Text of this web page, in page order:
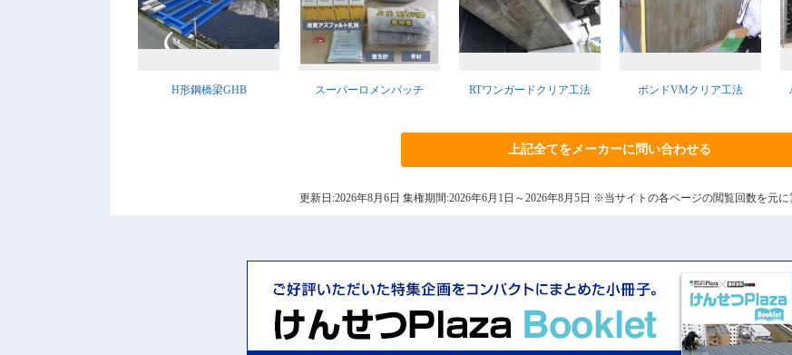
H形鋼橋梁GHB スーパーロメンパッチ RTワンガードクリア工法 ボンドVMクリア工法
上記全てをメーカーに問い合わせる
更新日:2026年8月6日 集権期間:2026年6月1日～2026年8月5日 ※当サイトの各ページの閲覧回数を元に